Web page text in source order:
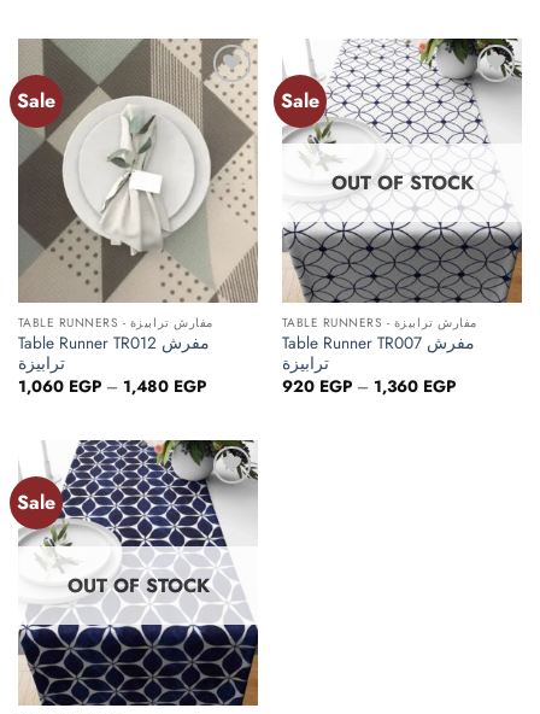
1,480 EGP 1,480
Sale
Add to
wishlist
TABLE RUNNERS - مفارش ترابيزة
Table Runner TR012 مفرش
ترابيزة
1,060 EGP – 1,480 EGPPrice
1,480 EGP
Sale
Add to
wishlist
OUT OF STOCK
TABLE RUNNERS - مفارش ترابيزة
Table Runner TR007 مفرش
ترابيزة
920 EGP – 1,360 EGPPrice
Sale
Add to
wishlist
OUT OF STOCK